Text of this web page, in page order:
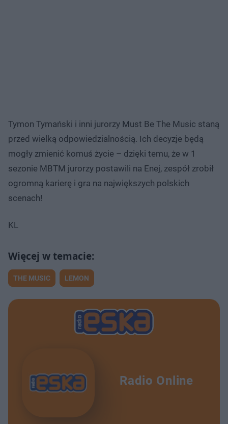
Tymon Tymański i inni jurorzy Must Be The Music staną
przed wielką odpowiedzialnością. Ich decyzje będą
mogły zmienić komuś życie – dzięki temu, że w 1
sezonie MBTM jurorzy postawili na Enej, zespół zrobił
ogromną karierę i gra na największych polskich
scenach!
KL
THE MUSIC LEMON
Radio Online